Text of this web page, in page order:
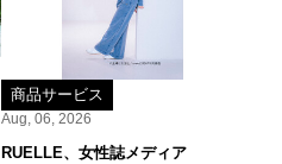
商品サービス
Aug, 06, 2026
RUELLE、女性誌メディア